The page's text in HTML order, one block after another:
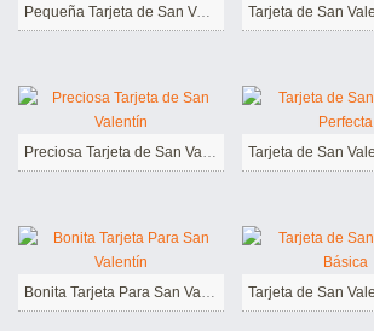
Pequeña Tarjeta de San Valentín
Preciosa Tarjeta de San Valentín
Bonita Tarjeta Para San Valentín